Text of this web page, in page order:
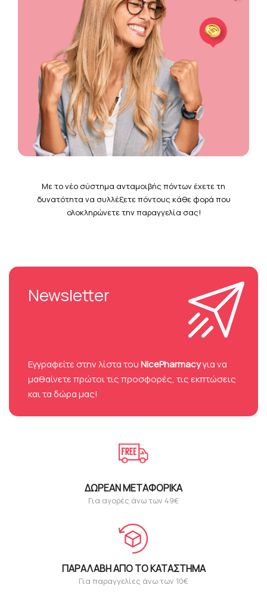
Με το νέο σύστημα ανταμοιβής πόντων έχετε τη
δυνατότητα να συλλέξετε πόντους κάθε φορά που
ολοκληρώνετε την παραγγελία σας!
Newsletter
Eγγραφείτε στην λίστα τουNicePharmacyγια να
μαθαίνετε πρώτοι τις προσφορές, τις εκπτώσεις
και τα δώρα μας!
ΔΩΡΕΆΝ ΜΕΤΑΦΟΡΙΚΆ
Για αγορές άνω των 49€
ΠΑΡΑΛΑΒΉ ΑΠΌ ΤΟ ΚΑΤΆΣΤΗΜΑ
Για παραγγελίες άνω των 10€